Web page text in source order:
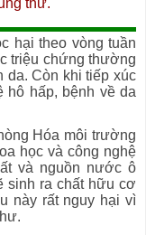
thư.
hại theo vòng tuần
triệu chứng thường
da. Còn khi tiếp xúc
hô hấp, bệnh về da
Hóa môi trường
học và công nghệ
và nguồn nước ô
sinh ra chất hữu cơ
này rất nguy hại vì